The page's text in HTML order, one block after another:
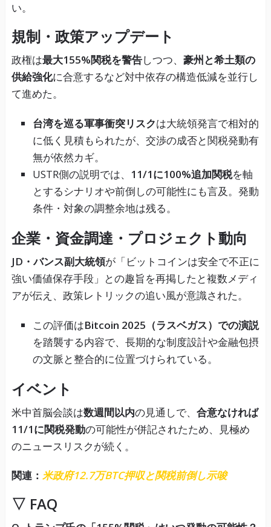
い。
規制・政策アップデート
政権は最大155%関税を警告しつつ、 豪州と希土類の
供給強化に合意するなど対中依存の構造低減を並行し
て進めた。
台湾を巡る軍事衝突リスクは大統領発言で相対的
に低く見積もられたが、交渉の成否と関税発動有
無が依然カギ。
USTR側の説明では、 11/1に100%追加関税を軸
とするシナリオや前倒しの可能性にも言及。発動
条件・対象の調整余地は残る。
企業・資金調達・プロジェクト動向
JD・バンス副大統領が「ビットコインは安全で不正に
強い価値保存手段」との趣旨を再掲したと複数メディ
アが伝え、政策レトリックの追い風が意識された。
この評価はBitcoin 2025（ラスベガス）での演説
を踏襲する内容で、長期的な制度設計や金融包摂
の文脈と整合的に位置づけられている。
イベント
米中首脳会談は数週間以内の見通しで、 合意なければ
11/1に関税発動の可能性が併記されたため、見極め
のニュースリスクが続く。
関連： 米政府12.7万BTC押収と関税前倒し示唆
▽ FAQ